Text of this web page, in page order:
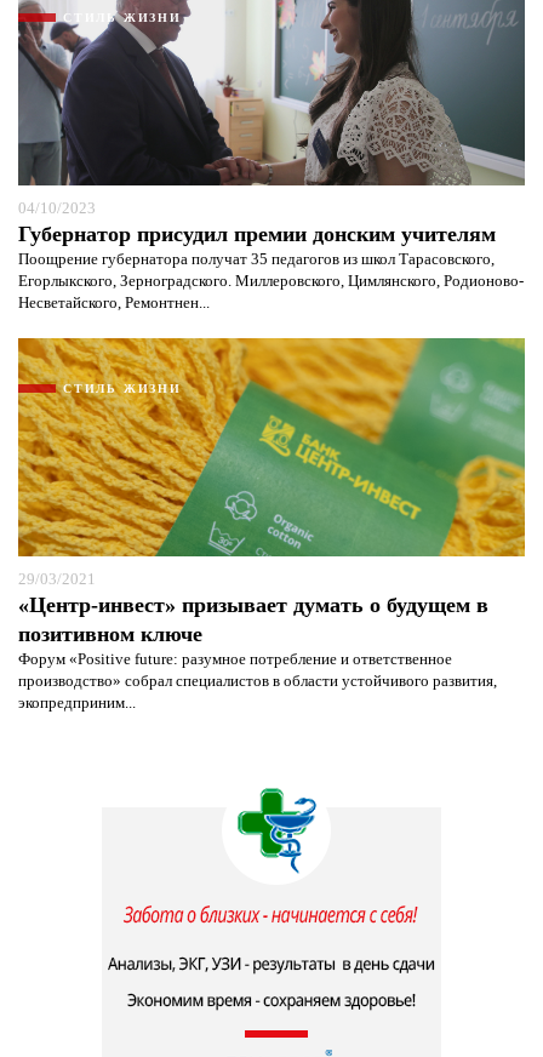
СТИЛЬ ЖИЗНИ
04/10/2023
Губернатор присудил премии донским учителям
Поощрение губернатора получат 35 педагогов из школ Тарасовского,
Егорлыкского, Зерноградского. Миллеровского, Цимлянского, Родионово-
Несветайского, Ремонтнен...
СТИЛЬ ЖИЗНИ
29/03/2021
«Центр-инвест» призывает думать о будущем в
позитивном ключе
Форум «Positive future: разумное потребление и ответственное
производство» собрал специалистов в области устойчивого развития,
экопредприним...